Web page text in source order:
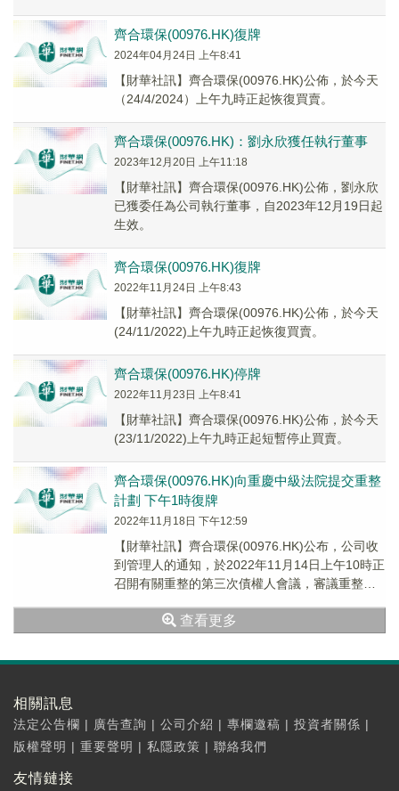
齊合環保(00976.HK)復牌
2024年04月24日 上午8:41
【財華社訊】齊合環保(00976.HK)公佈，於今天
（24/4/2024）上午九時正起恢復買賣。
齊合環保(00976.HK)：劉永欣獲任執行董事
2023年12月20日 上午11:18
【財華社訊】齊合環保(00976.HK)公佈，劉永欣
已獲委任為公司執行董事，自2023年12月19日起
生效。
齊合環保(00976.HK)復牌
2022年11月24日 上午8:43
【財華社訊】齊合環保(00976.HK)公佈，於今天
(24/11/2022)上午九時正起恢復買賣。
齊合環保(00976.HK)停牌
2022年11月23日 上午8:41
【財華社訊】齊合環保(00976.HK)公佈，於今天
(23/11/2022)上午九時正起短暫停止買賣。
齊合環保(00976.HK)向重慶中級法院提交重整
計劃 下午1時復牌
2022年11月18日 下午12:59
【財華社訊】齊合環保(00976.HK)公布，公司收
到管理人的通知，於2022年11月14日上午10時正
召開有關重整的第三次債權人會議，審議重整草
查看更多
相關訊息
法定公告欄 | 廣告查詢 | 公司介紹 | 專欄邀稿 | 投資者關係 |
版權聲明 | 重要聲明 | 私隱政策 | 聯絡我們
友情鏈接